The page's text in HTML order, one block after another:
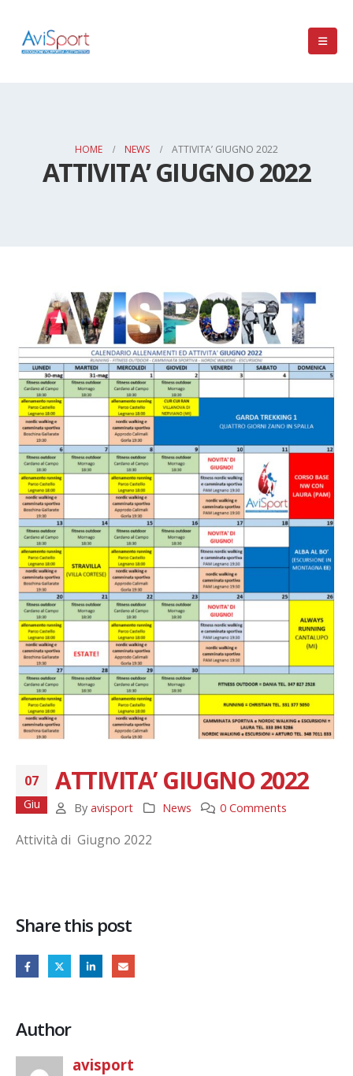
HOME NEWS ATTIVITA’ GIUGNO 2022
ATTIVITA’ GIUGNO 2022
07
Giu
ATTIVITA’ GIUGNO 2022
By avisport News 0 Comments
Attività di Giugno 2022
Share this post
Author
avisport